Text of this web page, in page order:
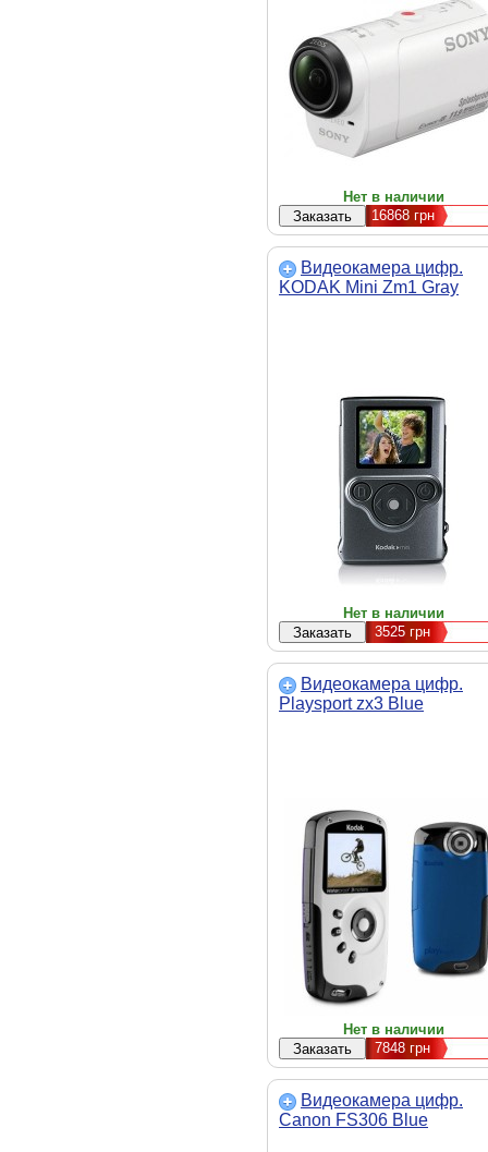
Нет в наличии
16868грн
Видеокамера цифр.
KODAK Mini Zm1 Gray
Нет в наличии
3525 грн
Видеокамера цифр.
Playsport zx3 Blue
Нет в наличии
7848 грн
Видеокамера цифр.
Canon FS306 Blue